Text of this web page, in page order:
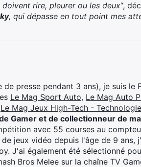
doivent rire, pleurer ou les deux“,
, qui dépasse en tout point mes
presse pendant 3 ans), je suis le
Le Mag Sport Auto, Le Mag Auto
Le Mag Jeux High-Tech -
Gamer et de collectionneur de
avec 55 courses au
jeux vidéo depuis l'âge de 9 ans,
J'ai également été sélectionné
Bros Melee sur la chaîne TV